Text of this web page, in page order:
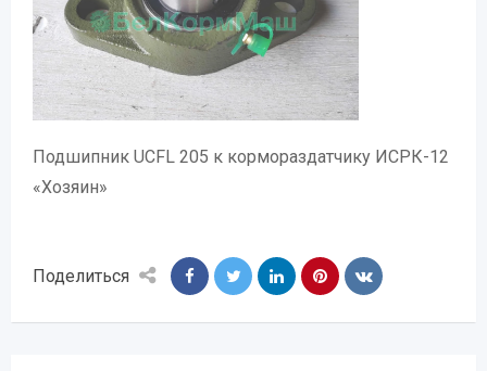
Подшипник UCFL 205 к кормораздатчику ИСРК-12
«Хозяин»
Поделиться